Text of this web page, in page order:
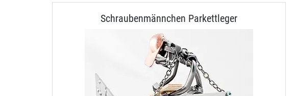
Schraubenmännchen Parkettleger